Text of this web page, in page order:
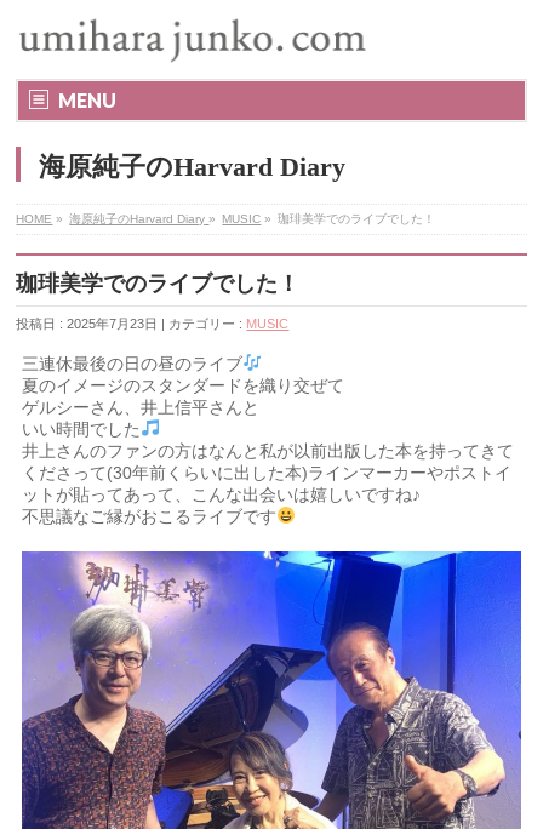
MENU
海原純子のHarvard Diary
HOME » 海原純子のHarvard Diary» MUSIC » 珈琲美学でのライブでした！
珈琲美学でのライブでした！
投稿日 : 2025年7月23日 | カテゴリー : MUSIC
三連休最後の日の昼のライブ
夏のイメージのスタンダードを織り交ぜて
ゲルシーさん、井上信平さんと
いい時間でした
井上さんのファンの方はなんと私が以前出版した本を持ってきて
くださって(30年前くらいに出した本)ラインマーカーやポストイ
ットが貼ってあって、こんな出会いは嬉しいですね♪
不思議なご縁がおこるライブです